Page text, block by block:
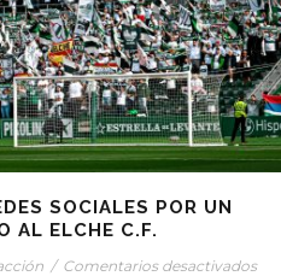
SOCIALES POR UN
AL ELCHE C.F.
/ Comentarios desactivados